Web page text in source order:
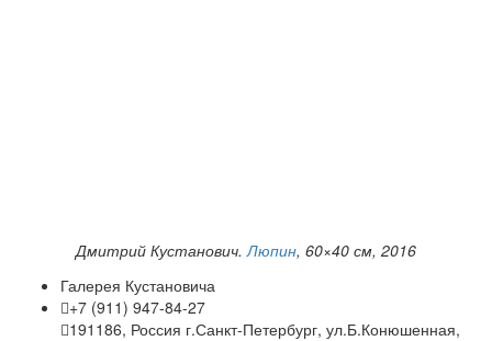
Дмитрий Кустанович.Люпин, 60×40 см, 2016
Галерея Кустановича
+7 (911) 947-84-27
191186, Россия г.Санкт-Петербург, ул.Б.Конюшенная,